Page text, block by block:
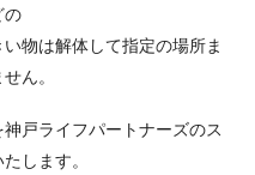
の
物は解体して指定の場所ま
ん。
戸ライフパートナーズのス
します。